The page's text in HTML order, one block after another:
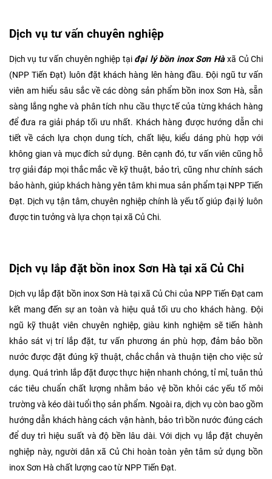
Dịch vụ tư vấn chuyên nghiệp
Dịch vụ tư vấn chuyên nghiệp tại đại lý bồn inox Sơn Hàxã Củ Chi
(NPP Tiến Đạt) luôn đặt khách hàng lên hàng đầu. Đội ngũ tư vấn
viên am hiểu sâu sắc về các dòng sản phẩm bồn inox Sơn Hà, sẵn
sàng lắng nghe và phân tích nhu cầu thực tế của từng khách hàng
để đưa ra giải pháp tối ưu nhất. Khách hàng được hướng dẫn chi
tiết về cách lựa chọn dung tích, chất liệu, kiểu dáng phù hợp với
không gian và mục đích sử dụng. Bên cạnh đó, tư vấn viên cũng hỗ
trợ giải đáp mọi thắc mắc về kỹ thuật, bảo trì, cũng như chính sách
bảo hành, giúp khách hàng yên tâm khi mua sản phẩm tại NPP Tiến
Đạt. Dịch vụ tận tâm, chuyên nghiệp chính là yếu tố giúp đại lý luôn
được tin tưởng và lựa chọn tại xã Củ Chi.
Dịch vụ lắp đặt bồn inox Sơn Hà tại xã Củ Chi
Dịch vụ lắp đặt bồn inox Sơn Hà tại xã Củ Chi của NPP Tiến Đạt cam
kết mang đến sự an toàn và hiệu quả tối ưu cho khách hàng. Đội
ngũ kỹ thuật viên chuyên nghiệp, giàu kinh nghiệm sẽ tiến hành
khảo sát vị trí lắp đặt, tư vấn phương án phù hợp, đảm bảo bồn
nước được đặt đúng kỹ thuật, chắc chắn và thuận tiện cho việc sử
dụng. Quá trình lắp đặt được thực hiện nhanh chóng, tỉ mỉ, tuân thủ
các tiêu chuẩn chất lượng nhằm bảo vệ bồn khỏi các yếu tố môi
trường và kéo dài tuổi thọ sản phẩm. Ngoài ra, dịch vụ còn bao gồm
hướng dẫn khách hàng cách vận hành, bảo trì bồn nước đúng cách
để duy trì hiệu suất và độ bền lâu dài. Với dịch vụ lắp đặt chuyên
nghiệp này, người dân xã Củ Chi hoàn toàn yên tâm sử dụng bồn
inox Sơn Hà chất lượng cao từ NPP Tiến Đạt.